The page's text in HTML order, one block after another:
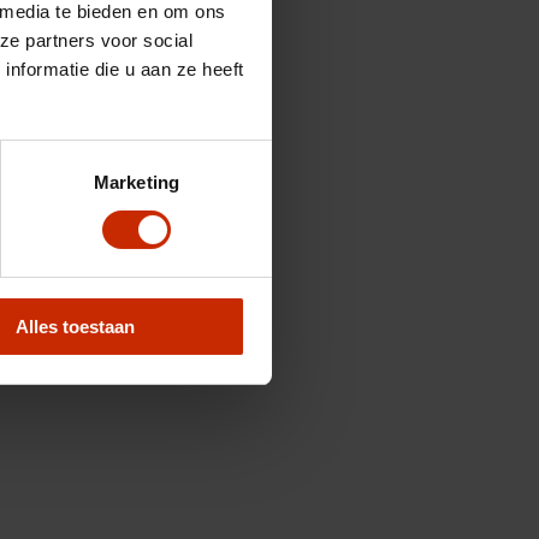
te bieden en om ons
partners voor social
die u aan ze heeft
Marketing
Alles toestaan